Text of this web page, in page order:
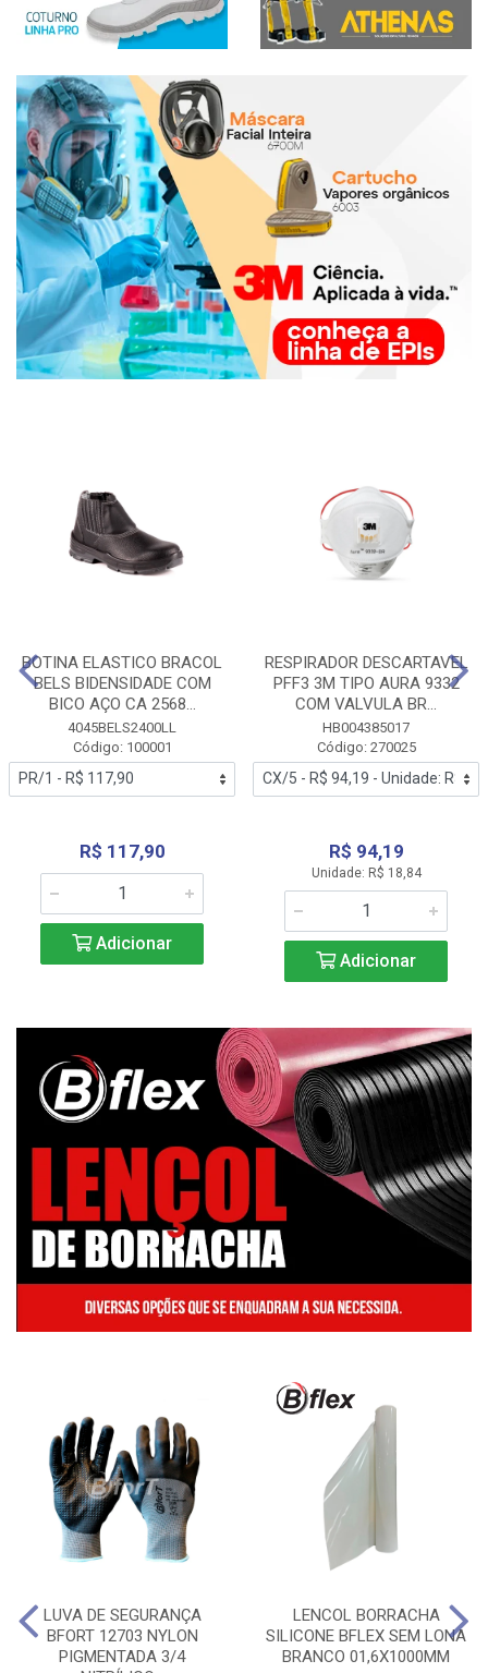
BOTINA ELASTICO BRACOL
BELS BIDENSIDADE COM
BICO AÇO CA 2568...
4045BELS2400LL
Código: 100001
R$ 117,90
Adicionar
RESPIRADOR DESCARTAVEL
PFF3 3M TIPO AURA 9332
COM VALVULA BR...
HB004385017
Código: 270025
R$ 94,19
Unidade: R$ 18,84
Adicionar
LUVA DE SEGURANÇA
BFORT 12703 NYLON
PIGMENTADA 3/4
LENCOL BORRACHA
SILICONE BFLEX SEM LONA
BRANCO 01,6X1000MM